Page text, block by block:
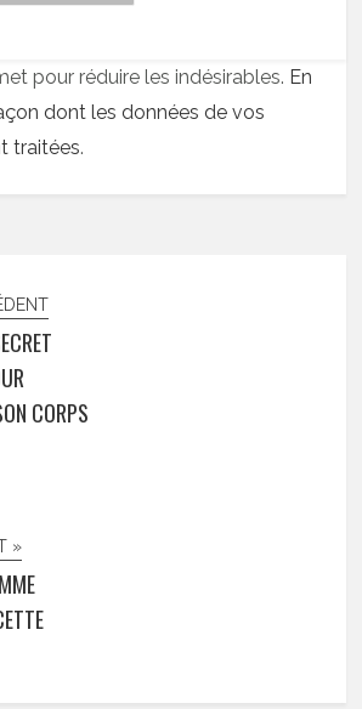
pour réduire les indésirables. En
dont les données de vos
traitées.
CORPS
»